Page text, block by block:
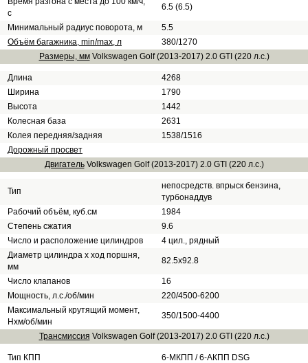
с
6.5 (6.5)
Минимальный радиус поворота, м
5.5
Объём багажника, min/max, л
380/1270
Размеры, ммVolkswagen Golf (2013-2017) 2.0 GTI (220 л.с.)
Длина
4268
Ширина
1790
Высота
1442
Колесная база
2631
Колея передняя/задняя
1538/1516
Дорожный просвет
ДвигательVolkswagen Golf (2013-2017) 2.0 GTI (220 л.с.)
Тип
непосредств. впрыск бензина,
турбонаддув
Рабочий объём, куб.см
1984
Степень сжатия
9.6
Число и расположение цилиндров
4 цил., рядный
Диаметр цилиндра х ход поршня,
мм
82.5х92.8
Число клапанов
16
Мощность, л.с./об/мин
220/4500-6200
Максимальный крутящий момент,
Нхм/об/мин
350/1500-4400
Трансмиссия Volkswagen Golf (2013-2017) 2.0 GTI (220 л.с.)
Тип КПП
6-МКПП / 6-АКПП DSG